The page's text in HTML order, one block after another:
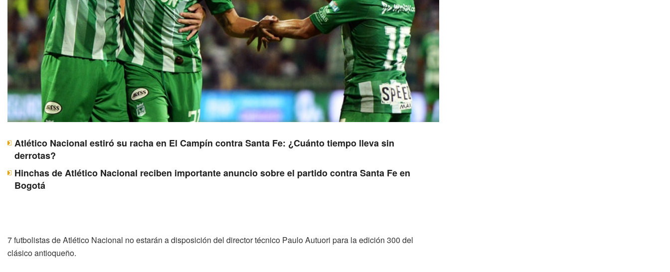
Atlético Nacional estiró su racha en El Campín contra Santa Fe: ¿Cuánto tiempo lleva sin
derrotas?
Hinchas de Atlético Nacional reciben importante anuncio sobre el partido contra Santa Fe en
Bogotá
7 futbolistas de Atlético Nacional no estarán a disposición del director técnico Paulo Autuori para la edición 300 del
clásico antioqueño.